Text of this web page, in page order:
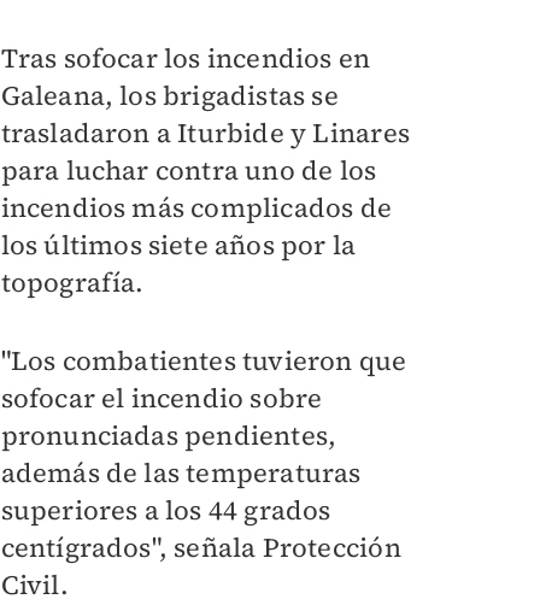
Tras sofocar los incendios en
Galeana, los brigadistas se
trasladaron a Iturbide y Linares
para luchar contra uno de los
incendios más complicados de
los últimos siete años por la
topografía.
"Los combatientes tuvieron que
sofocar el incendio sobre
pronunciadas pendientes,
además de las temperaturas
superiores a los 44 grados
centígrados", señala Protección
Civil.